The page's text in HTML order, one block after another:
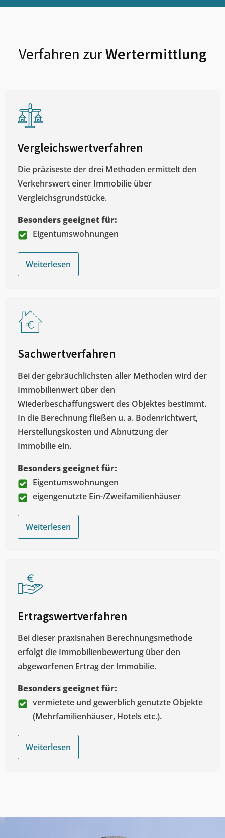
Verfahren zurWertermittlung
Vergleichswertverfahren
Die präziseste der drei Methoden ermittelt den
Verkehrswert einer Immobilie über
Vergleichsgrundstücke.
Besonders geeignet für:
Eigentumswohnungen
Weiterlesen
Sachwertverfahren
Bei der gebräuchlichsten aller Methoden wird der
Immobilienwert über den
Wiederbeschaffungswert des Objektes bestimmt.
In die Berechnung fließen u. a. Bodenrichtwert,
Herstellungskosten und Abnutzung der
Immobilie ein.
Besonders geeignet für:
Eigentumswohnungen
eigengenutzte Ein-/Zweifamilienhäuser
Weiterlesen
Ertragswertverfahren
Bei dieser praxisnahen Berechnungsmethode
erfolgt die Immobilienbewertung über den
abgeworfenen Ertrag der Immobilie.
Besonders geeignet für:
vermietete und gewerblich genutzte Objekte
(Mehrfamilienhäuser, Hotels etc.).
Weiterlesen